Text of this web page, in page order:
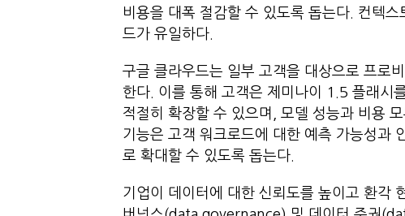
비용을 대폭 절감할 수 있도록 돕는다. 컨텍
드가 유일하다.
구글 클라우드는 일부 고객을 대상으로 프
한다. 이를 통해 고객은 제미나이 1.5 플래시
적절히 확장할 수 있으며, 모델 성능과 비용
기능은 고객 워크로드에 대한 예측 가능성과
로 확대할 수 있도록 돕는다.
기업이 데이터에 대한 신뢰도를 높이고 환각